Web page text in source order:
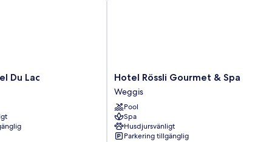
Du Lac
Hotel
Rössli
Gourmet
&
Spa
Weggis
Hotel Rössli Gourmet & Spa
Weggis
Pool
Spa
Husdjursvänligt
Parkering tillgänglig